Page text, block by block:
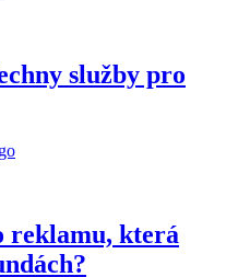
služby pro
reklamu, která